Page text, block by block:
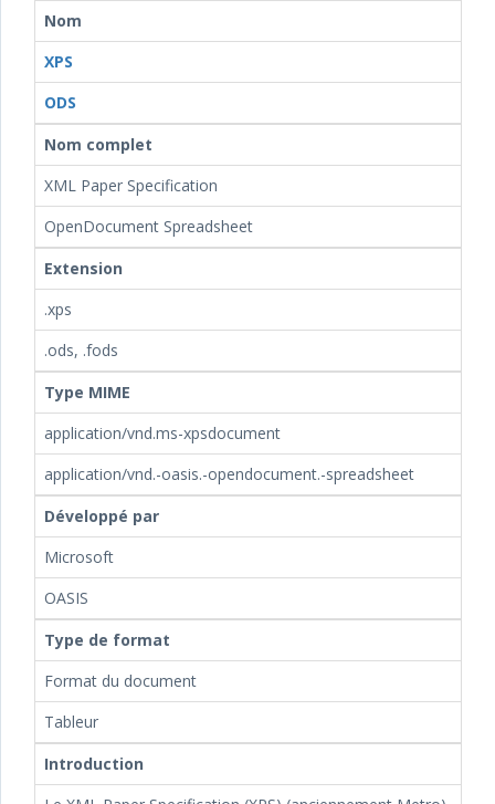
Nom
XPS
ODS
Nom complet
XML Paper Specification
OpenDocument Spreadsheet
Extension
.xps
.ods, .fods
Type MIME
application/vnd.ms-xpsdocument
application/vnd.-oasis.-opendocument.-spreadsheet
Développé par
Microsoft
OASIS
Type de format
Format du document
Tableur
Introduction